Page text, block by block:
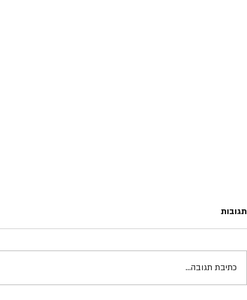
Yes - Yessongs
- Drama
תגובות
כתיבת תגובה...